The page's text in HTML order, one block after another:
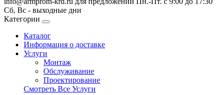
Сб, Вс - выходные дни
Категории
Каталог
Информация о доставке
Услуги
Монтаж
Обслуживание
Проектирование
Смотреть Все Услуги